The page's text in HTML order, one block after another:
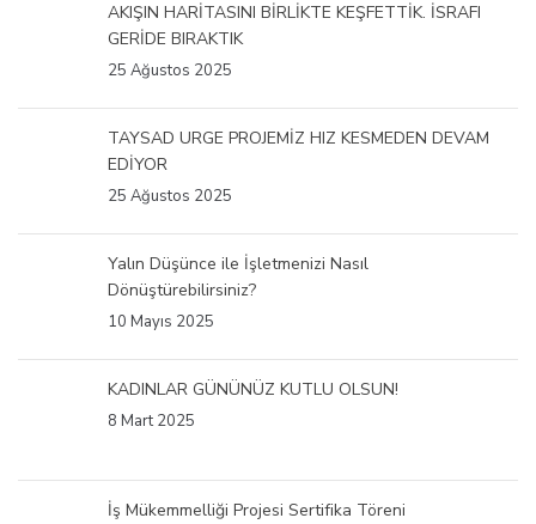
AKIŞIN HARİTASINI BİRLİKTE KEŞFETTİK. İSRAFI
GERİDE BIRAKTIK
25 Ağustos 2025
TAYSAD URGE PROJEMİZ HIZ KESMEDEN DEVAM
EDİYOR
25 Ağustos 2025
Yalın Düşünce ile İşletmenizi Nasıl
Dönüştürebilirsiniz?
10 Mayıs 2025
KADINLAR GÜNÜNÜZ KUTLU OLSUN!
8 Mart 2025
İş Mükemmelliği Projesi Sertifika Töreni